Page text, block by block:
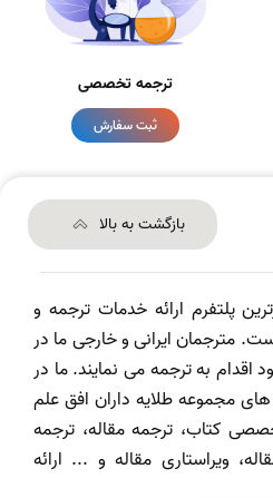
ترجمه تخصصی
ثبت سفارش
بازگشت به بالا
پلتفرم ارائه خدمات ترجمه و
مترجمان ایرانی و خارجی ما در
به ترجمه می نمایند. ما در
مجموعه طلایه داران افق علم
کتاب، ترجمه مقاله، ترجمه
ویراستاری مقاله و ... ارائه